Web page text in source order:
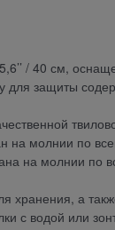
/ 40 см,
защиты
на молнии по
на молнии по
а
с водой или